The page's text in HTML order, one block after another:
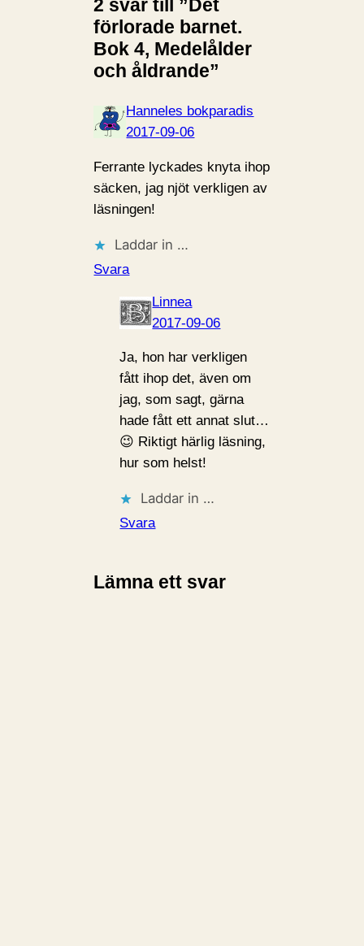
2 svar till ”Det
förlorade barnet.
Bok 4, Medelålder
och åldrande”
Hanneles bokparadis
2017-09-06
Ferrante lyckades knyta ihop
säcken, jag njöt verkligen av
läsningen!
Laddar in …
Svara
Linnea
2017-09-06
Ja, hon har verkligen
fått ihop det, även om
jag, som sagt, gärna
hade fått ett annat slut…
😉 Riktigt härlig läsning,
hur som helst!
Laddar in …
Svara
Lämna ett svar